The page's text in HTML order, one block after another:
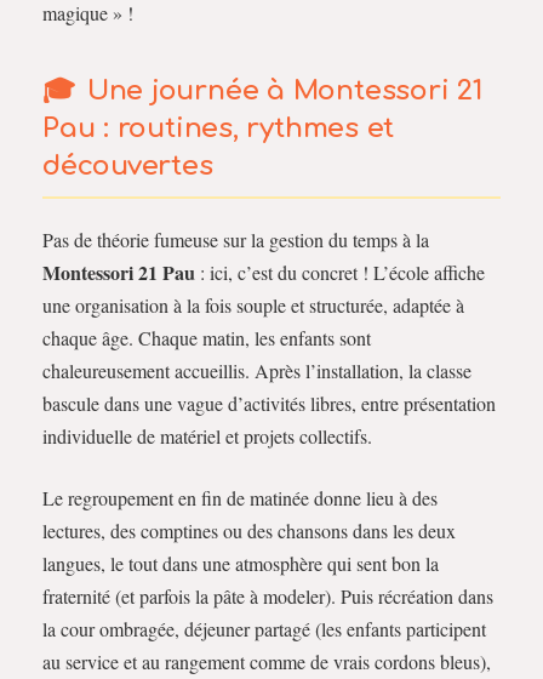
magique » !
Une journée à Montessori 21
Pau : routines, rythmes et
découvertes
Pas de théorie fumeuse sur la gestion du temps à la
Montessori 21 Pau : ici, c’est du concret ! L’école affiche
une organisation à la fois souple et structurée, adaptée à
chaque âge. Chaque matin, les enfants sont
chaleureusement accueillis. Après l’installation, la classe
bascule dans une vague d’activités libres, entre présentation
individuelle de matériel et projets collectifs.
Le regroupement en fin de matinée donne lieu à des
lectures, des comptines ou des chansons dans les deux
langues, le tout dans une atmosphère qui sent bon la
fraternité (et parfois la pâte à modeler). Puis récréation dans
la cour ombragée, déjeuner partagé (les enfants participent
au service et au rangement comme de vrais cordons bleus),